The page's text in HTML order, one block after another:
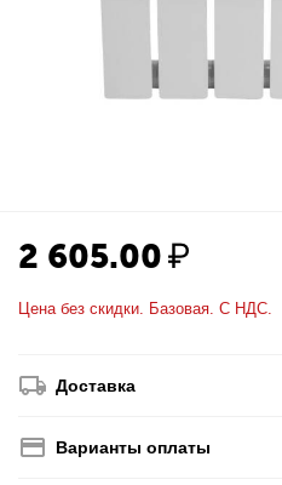
2 605.00₽
Цена без скидки. Базовая. С НДС.
Доставка
Варианты оплаты